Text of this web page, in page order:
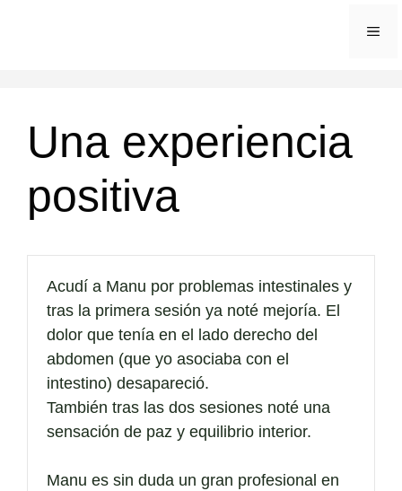
Una experiencia
positiva
Acudí a Manu por problemas intestinales y
tras la primera sesión ya noté mejoría. El
dolor que tenía en el lado derecho del
abdomen (que yo asociaba con el
intestino) desapareció.
También tras las dos sesiones noté una
sensación de paz y equilibrio interior.
Manu es sin duda un gran profesional en